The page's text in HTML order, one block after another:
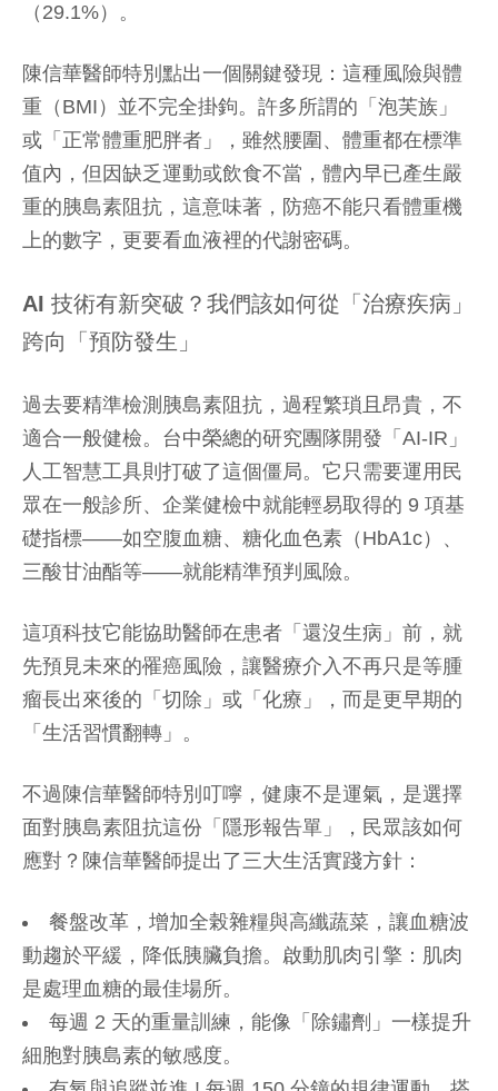
（29.1%）。
陳信華醫師特別點出一個關鍵發現：這種風險與體
重（BMI）並不完全掛鉤。許多所謂的「泡芙族」
或「正常體重肥胖者」，雖然腰圍、體重都在標準
值內，但因缺乏運動或飲食不當，體內早已產生嚴
重的胰島素阻抗，這意味著，防癌不能只看體重機
上的數字，更要看血液裡的代謝密碼。
AI 技術有新突破？我們該如何從「治療疾病」
跨向「預防發生」
過去要精準檢測胰島素阻抗，過程繁瑣且昂貴，不
適合一般健檢。台中榮總的研究團隊開發「AI-IR」
人工智慧工具則打破了這個僵局。它只需要運用民
眾在一般診所、企業健檢中就能輕易取得的 9 項基
礎指標——如空腹血糖、糖化血色素（HbA1c）、
三酸甘油酯等——就能精準預判風險。
這項科技它能協助醫師在患者「還沒生病」前，就
先預見未來的罹癌風險，讓醫療介入不再只是等腫
瘤長出來後的「切除」或「化療」，而是更早期的
「生活習慣翻轉」。
不過陳信華醫師特別叮嚀，健康不是運氣，是選擇
面對胰島素阻抗這份「隱形報告單」，民眾該如何
應對？陳信華醫師提出了三大生活實踐方針：
餐盤改革，增加全榖雜糧與高纖蔬菜，讓血糖波
動趨於平緩，降低胰臟負擔。啟動肌肉引擎：肌肉
是處理血糖的最佳場所。
每週 2 天的重量訓練，能像「除鏽劑」一樣提升
細胞對胰島素的敏感度。